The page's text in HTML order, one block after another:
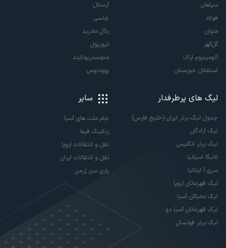
سپاهان
فولاد
ملوان
گل‌گهر
آلومینیوم اراک
استقلال خوزستان
آرسنال
چلسی
رئال مادرید
لیورپول
منچستریونایتد
یوونتوس
لیگ های پرطرفدار
جدول لیگ برتر ایران (خلیج فارس)
لیگ آزادگان
لیگ برتر انگلیس
لالیگا اسپانیا
سری آ ایتالیا
لیگ قهرمانان اروپا
لیگ نخبگان آسیا
لیگ قهرمانان آسیا دو
لیگ برتر فوتسال
سایر
جام ملت های آسیا
رنکینگ فیفا
نقل و انتقالات اروپا
نقل و انتقالات ایران
پاری سن ژرمن